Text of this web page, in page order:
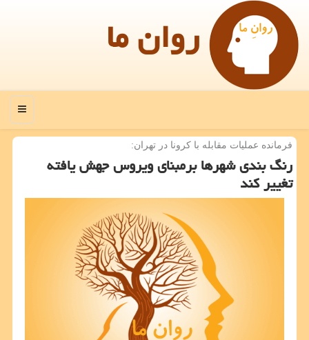
روان ما
منو
فرمانده عملیات مقابله با كرونا در تهران:
رنگ بندی شهرها برمبنای ویروس جهش یافته
تغییر كند